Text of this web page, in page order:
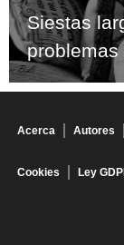
Siestas
problemas
Acerca Autores
Cookies Ley